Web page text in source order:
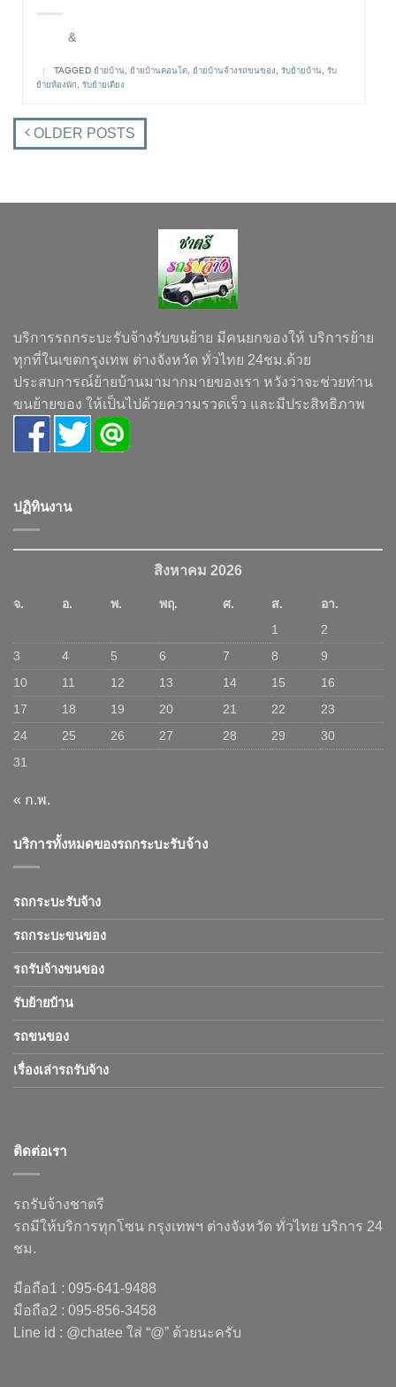
&
TAGGED ย้ายบ้าน, ย้ายบ้านคอนโด, ย้ายบ้านจ้างรถขนของ, รับย้ายบ้าน, รับ
ย้ายห้องพัก, รับย้ายเตียง
OLDER POSTS
บริการรถกระบะรับจ้างรับขนย้าย มีคนยกของให้ บริการย้าย
ทุกที่ในเขตกรุงเทพ ต่างจังหวัด ทั่วไทย 24ชม.ด้วย
ประสบการณ์ย้ายบ้านมามากมายของเรา หวังว่าจะช่วยท่าน
ขนย้ายของ ให้เป็นไปด้วยความรวดเร็ว และมีประสิทธิภาพ
ปฏิทินงาน
สิงหาคม 2026
จ. อ. พ. พฤ. ศ. ส.
อา.
1
2
3
4 5 6 7 8
9
10
11 12 13 14 15
16
17
18 19 20 21 22
23
24
25 26 27 28 29
30
31
« ก.พ.
บริการทั้งหมดของรถกระบะรับจ้าง
รถกระบะรับจ้าง
รถกระบะขนของ
รถรับจ้างขนของ
รับย้ายบ้าน
รถขนของ
เรื่องเล่ารถรับจ้าง
ติดต่อเรา
รถรับจ้างชาตรี
รถมีให้บริการทุกโซน กรุงเทพฯ ต่างจังหวัด ทั่วไทย บริการ 24
ชม.
มือถือ1 : 095-641-9488
มือถือ2 : 095-856-3458
Line id : @chatee ใส่ “@” ด้วยนะครับ